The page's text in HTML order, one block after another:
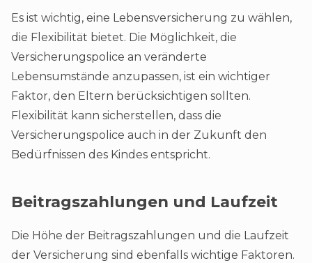
Es ist wichtig, eine Lebensversicherung zu wählen,
die Flexibilität bietet. Die Möglichkeit, die
Versicherungspolice an veränderte
Lebensumstände anzupassen, ist ein wichtiger
Faktor, den Eltern berücksichtigen sollten.
Flexibilität kann sicherstellen, dass die
Versicherungspolice auch in der Zukunft den
Bedürfnissen des Kindes entspricht.
Beitragszahlungen und Laufzeit
Die Höhe der Beitragszahlungen und die Laufzeit
der Versicherung sind ebenfalls wichtige Faktoren.